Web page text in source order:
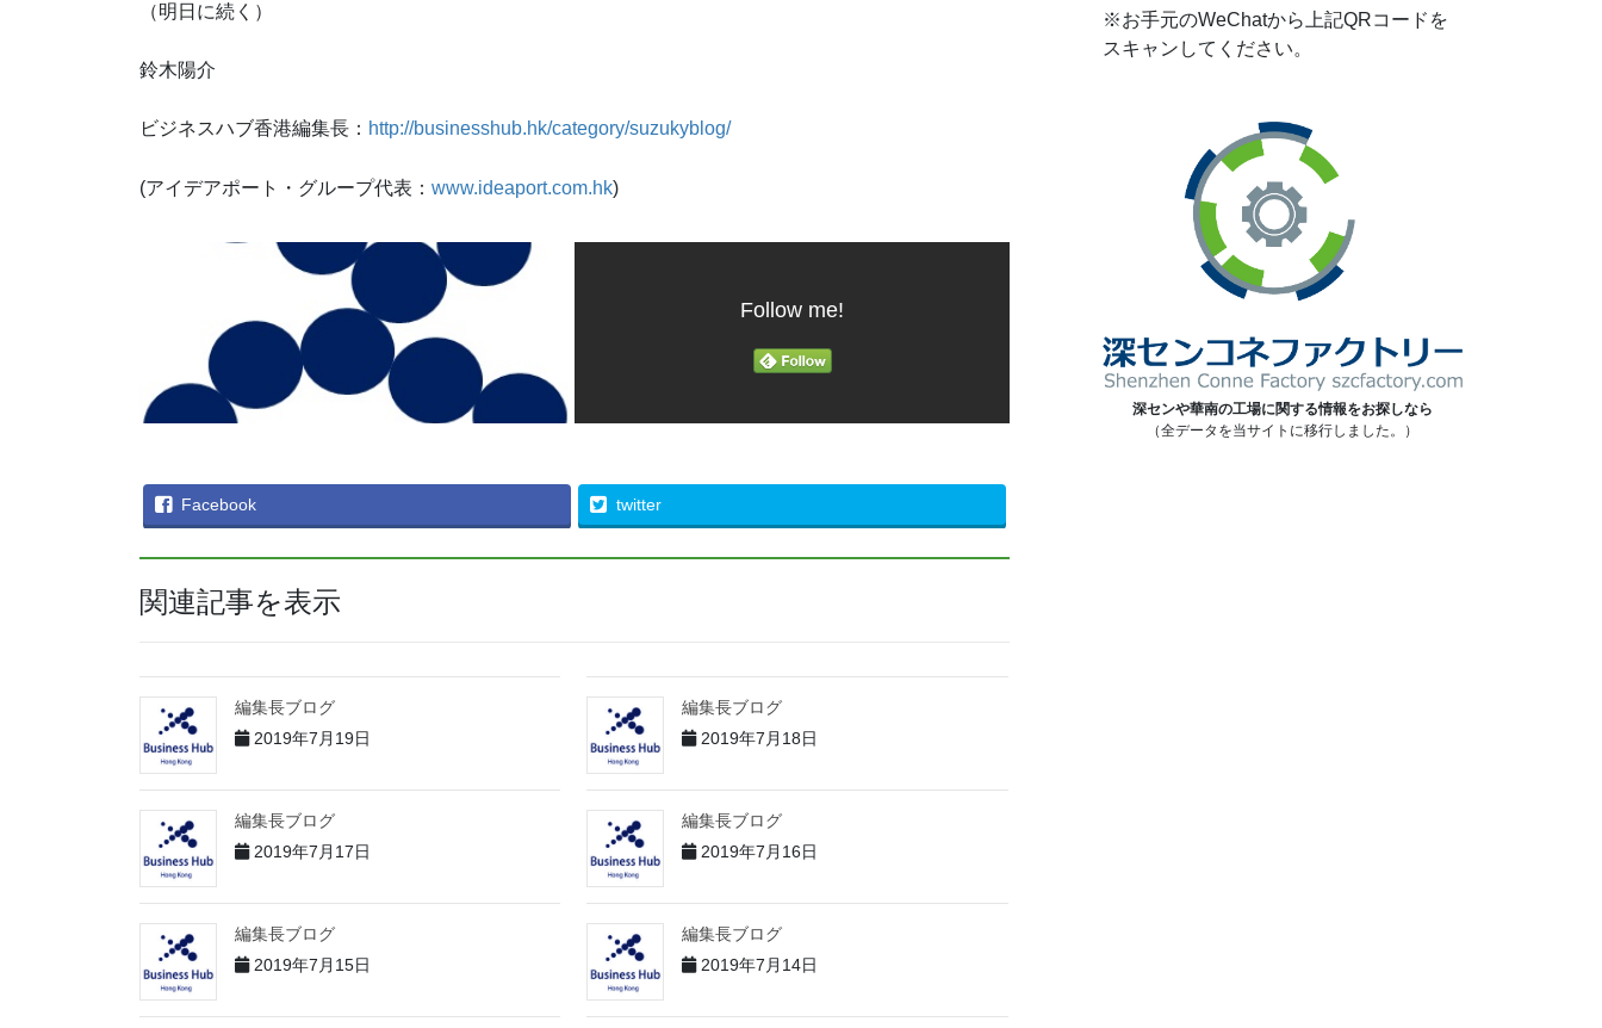
（明日に続く）
鈴木陽介
ビジネスハブ香港編集長： http://businesshub.hk/category/suzukyblog/
(アイデアポート・グループ代表： www.ideaport.com.hk)
Follow me!
Facebook twitter
関連記事を表示
編集長ブログ
2019年7月19日
編集長ブログ
2019年7月18日
編集長ブログ
2019年7月17日
編集長ブログ
2019年7月16日
編集長ブログ
2019年7月15日
編集長ブログ
2019年7月14日
※お手元のWeChatから上記QRコードを
スキャンしてください。
深センや華南の工場に関する情報をお探しなら
（全データを当サイトに移行しました。）